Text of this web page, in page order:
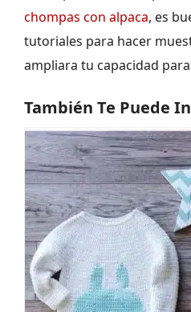
chompas con alpaca, es
tutoriales para hacer
ampliara tu capacidad
También Te Puede